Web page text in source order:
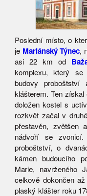
Poslední místo, o
je Mariánský Týnec,
asi 22 km od
komplexu, který
budovy
klášterem. Ten
doložen kostel s
rozkvět začal v
přestavěn, zvětšen
nádvoří se
proboštství, o
kámen budoucího
Marie, navrženého
celkově dokončen
plaský klášter roku